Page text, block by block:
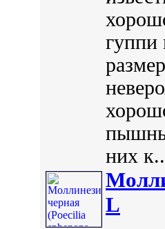
гуппи
них
L